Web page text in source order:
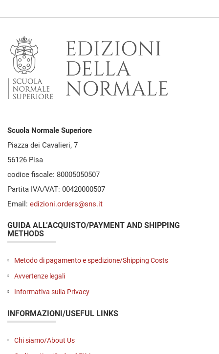
Scuola Normale Superiore
Piazza dei Cavalieri, 7
56126 Pisa
codice fiscale: 80005050507
Partita IVA/VAT: 00420000507
Email: edizioni.orders@sns.it
GUIDA ALL’ACQUISTO/PAYMENT AND SHIPPING
METHODS
Metodo di pagamento e spedizione/Shipping Costs
Avvertenze legali
Informativa sulla Privacy
INFORMAZIONI/USEFUL LINKS
Chi siamo/About Us